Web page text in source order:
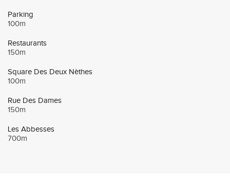
Parking
100m
Restaurants
150m
Square Des Deux Nèthes
100m
Rue Des Dames
150m
Les Abbesses
700m